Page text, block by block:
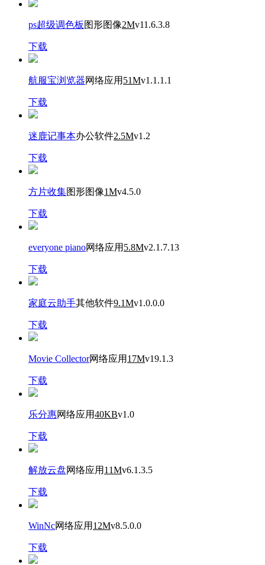
ps超级调色板 图形图像2Mv11.6.3.8
下载
航服宝浏览器网络应用 51Mv1.1.1.1
下载
迷鹿记事本办公软件2.5Mv1.2
下载
方片收集图形图像1Mv4.5.0
下载
everyone piano网络应用 5.8Mv2.1.7.13
下载
家庭云助手其他软件9.1Mv1.0.0.0
下载
Movie Collector网络应用 17Mv19.1.3
下载
乐分惠网络应用40KBv1.0
下载
解放云盘网络应用 11Mv6.1.3.5
下载
WinNc网络应用 12Mv8.5.0.0
下载